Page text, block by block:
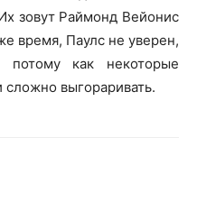
зовут Раймонд Вейонис
время, Паулс не уверен,
потому как некоторые
выгораривать.